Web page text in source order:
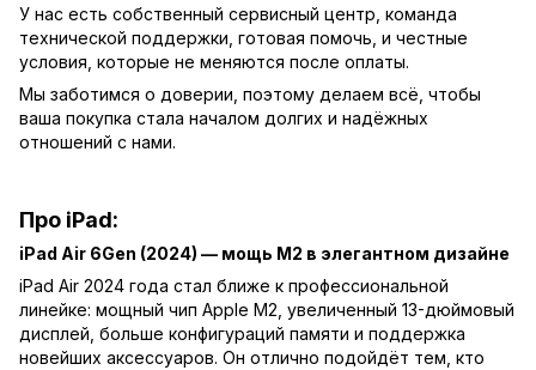
У нас есть собственный сервисный центр, команда
технической поддержки, готовая помочь, и честные
условия, которые не меняются после оплаты.
Мы заботимся о доверии, поэтому делаем всё, чтобы
ваша покупка стала началом долгих и надёжных
отношений с нами.
Про iPad:
iPad Air 6Gen (2024) — мощь M2 в элегантном дизайне
iPad Air 2024 года стал ближе к профессиональной
линейке: мощный чип Apple M2, увеличенный 13-дюймовый
дисплей, больше конфигураций памяти и поддержка
новейших аксессуаров. Он отлично подойдёт тем, кто